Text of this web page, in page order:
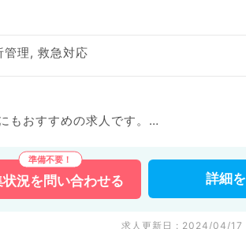
理, 救急対応
おすすめの求人です。
の医療機関求人はもちろんのこと、
状況を 問い合わせる 詳細を
求人更新日 : 2024/04/17